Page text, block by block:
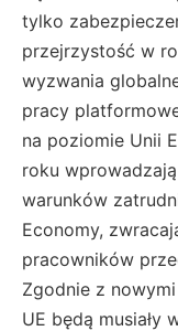
tylko
przejrzystość w
wyzwania
pracy
na poziomie Unii
roku
warunków
Economy,
pracowników
Zgodnie z
UE będą musiały